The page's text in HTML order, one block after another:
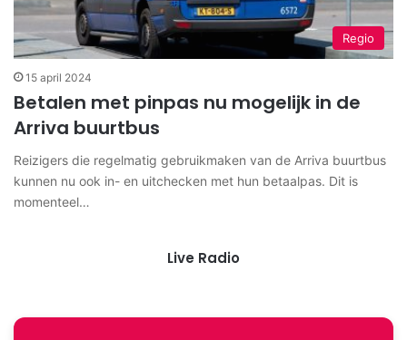
Regio
15 april 2024
Betalen met pinpas nu mogelijk in de
Arriva buurtbus
Reizigers die regelmatig gebruikmaken van de Arriva buurtbus
kunnen nu ook in- en uitchecken met hun betaalpas. Dit is
momenteel…
Live Radio